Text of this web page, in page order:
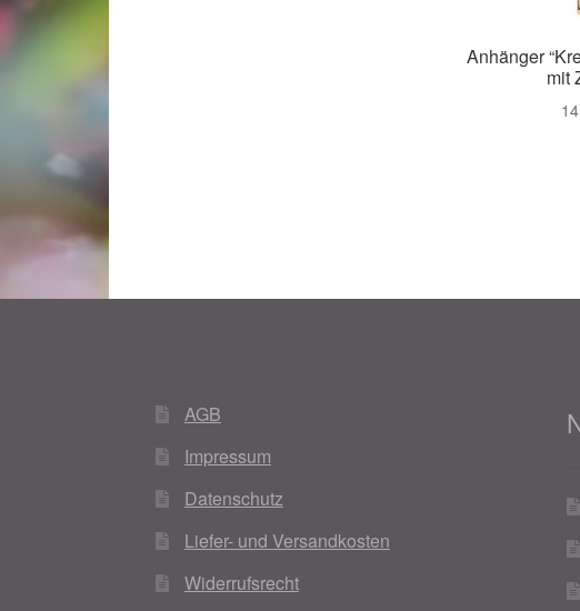
Anhänger
mit
AGB
Impressum
Datenschutz
Liefer- und Versandkosten
Widerrufsrecht